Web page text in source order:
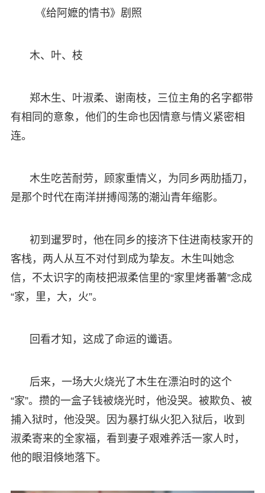
《给阿嬷的情书》剧照
木、叶、枝
郑木生、叶淑柔、谢南枝，三位主角的名字都带
有相同的意象，他们的生命也因情意与情义紧密相
连。
木生吃苦耐劳，顾家重情义，为同乡两肋插刀，
是那个时代在南洋拼搏闯荡的潮汕青年缩影。
初到暹罗时，他在同乡的接济下住进南枝家开的
客栈，两人从互不对付到成为挚友。木生叫她念
信，不太识字的南枝把淑柔信里的“家里烤番薯”念成
“家，里，大，火”。
回看才知，这成了命运的谶语。
后来，一场大火烧光了木生在漂泊时的这个
“家”。攒的一盒子钱被烧光时，他没哭。被欺负、被
捕入狱时，他没哭。因为暴打纵火犯入狱后，收到
淑柔寄来的全家福，看到妻子艰难养活一家人时，
他的眼泪倏地落下。